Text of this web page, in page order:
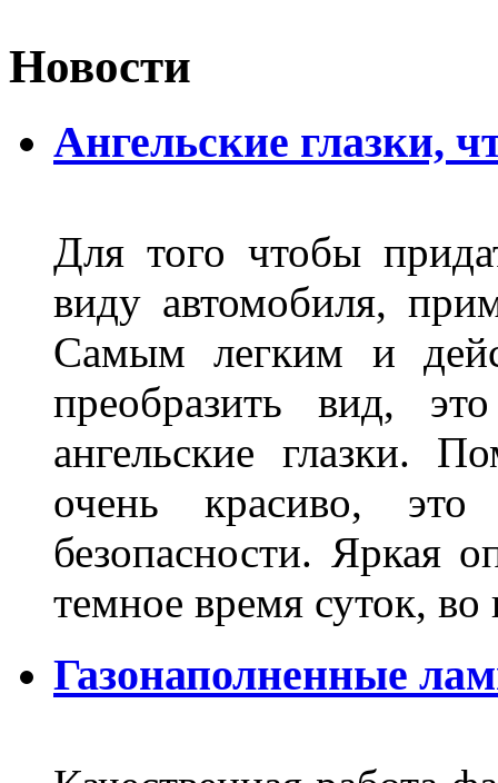
Новости
Ангельские глазки,
Для того чтобы
виду автомобиля,
Самым легким и
преобразить вид,
ангельские глазки.
очень красиво,
безопасности. Яркая
темное время суток, во
Газонаполненные